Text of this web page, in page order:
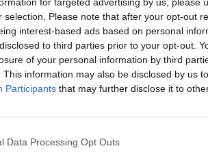
selection. Please note that after your opt-out
interest-based ads based on personal
to third parties prior to your opt-out.
of your personal information by third
This information may also be disclosed by us
Participants that may further disclose it to
Data Processing Opt Outs
lesníky a ochránci
řeknete „Klokočná“, tak
vědí, o čem je řeč: o
lese, kde se hospodaří
jinak, než je běžné. Nenajdete
ale nevěděli jste,